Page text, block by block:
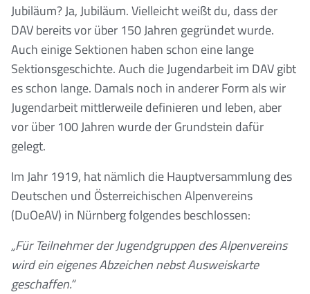
Jubiläum? Ja, Jubiläum. Vielleicht weißt du, dass der
DAV bereits vor über 150 Jahren gegründet wurde.
Auch einige Sektionen haben schon eine lange
Sektionsgeschichte. Auch die Jugendarbeit im DAV gibt
es schon lange. Damals noch in anderer Form als wir
Jugendarbeit mittlerweile definieren und leben, aber
vor über 100 Jahren wurde der Grundstein dafür
gelegt.
Im Jahr 1919, hat nämlich die Hauptversammlung des
Deutschen und Österreichischen Alpenvereins
(DuOeAV) in Nürnberg folgendes beschlossen:
„Für Teilnehmer der Jugendgruppen des Alpenvereins
wird ein eigenes Abzeichen nebst Ausweiskarte
geschaffen.“